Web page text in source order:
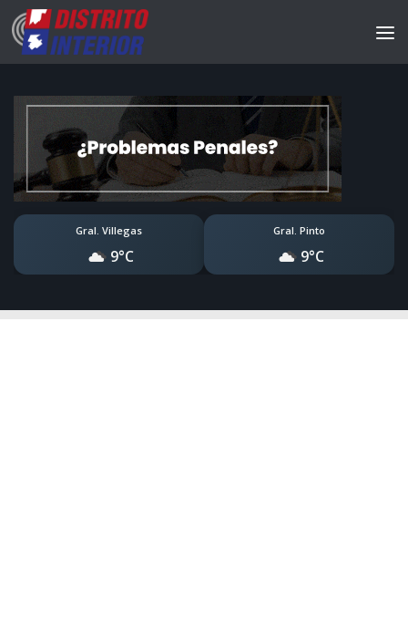
Gral. Villegas
9°C
Gral. Pinto
9°C